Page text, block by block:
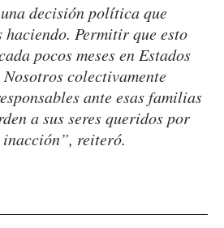
decisión política que
haciendo. Permitir que esto
pocos meses en Estados
Nosotros colectivamente
ante esas familias
a sus seres queridos por
reiteró.